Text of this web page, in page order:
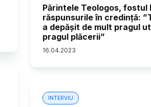
Părintele Teologos,
răspunsurile în credință:
a depășit de mult pragul
pragul plăcerii”
16.04.2023
INTERVIU